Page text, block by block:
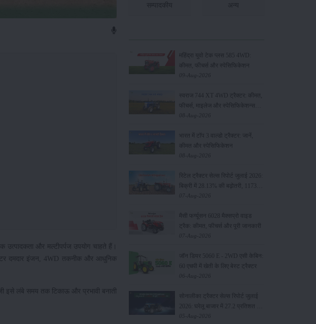
और मल्टीपर्पज उपयोग चाहते हैं।
दमदार इंजन, 4WD तकनीक और आधुनिक
इसे लंबे समय तक टिकाऊ और प्रभावी बनाती
सम्पादकीय अन्य
महिंद्रा युवो टेक प्लस 585 4WD:
कीमत, फीचर्स और स्पेसिफिकेशन
09-Aug-2026
स्वराज 744 XT 4WD ट्रैक्टर: कीमत,
फीचर्स, माइलेज और स्पेसिफिकेशन्स
2026
08-Aug-2026
भारत में टॉप 3 वाल्डो ट्रैक्टर: जानें,
कीमत और स्पेसिफिकेशन
08-Aug-2026
रिटेल ट्रैक्टर सेल्स रिपोर्ट जुलाई 2026:
बिक्री में 28.13% की बढ़ोतरी, 117349
यूनिट्स बेचे
07-Aug-2026
मैसी फर्ग्यूसन 6028 मैक्सप्रो वाइड
ट्रैक: कीमत, फीचर्स और पूरी जानकारी
07-Aug-2026
जॉन डियर 5060 E - 2WD एसी केबिन:
60 एचपी में खेती के लिए बेस्ट ट्रैक्टर
06-Aug-2026
सोनालीका ट्रैक्टर सेल्स रिपोर्ट जुलाई
2026: घरेलू बाजार में 27.2 प्रतिशत की
वृद्धि, 11442 ट्रैक्टर बेचे
05-Aug-2026